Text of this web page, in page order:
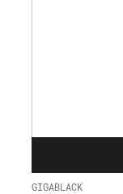
GIGABLACK